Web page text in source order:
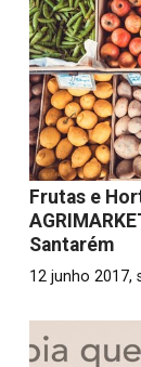
Frutas e
Santarém
12 junho 2017,